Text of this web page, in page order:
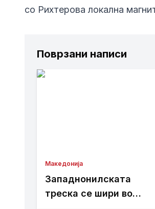
со Рихтерова локална
Поврзани написи
Македонија
Западнонилската
треска се шири во